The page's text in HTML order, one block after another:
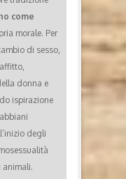
come
morale. Per
di sesso,
donna e
ispirazione
degli
animali.